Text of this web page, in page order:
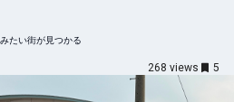
たい街が見つかる
268 views 5